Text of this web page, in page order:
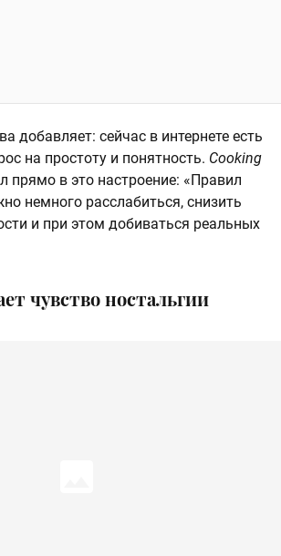
добавляет: сейчас в интернете есть
на простоту и понятность. Cooking
прямо в это настроение: «Правил
немного расслабиться, снизить
и при этом добиваться реальных
чувство ностальгии